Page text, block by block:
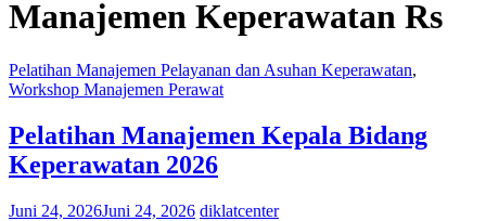
Manajemen Keperawatan Rs
Pelatihan Manajemen Pelayanan dan Asuhan Keperawatan,
Workshop Manajemen Perawat
Pelatihan Manajemen Kepala Bidang
Keperawatan 2026
Juni 24, 2026Juni 24, 2026 diklatcenter